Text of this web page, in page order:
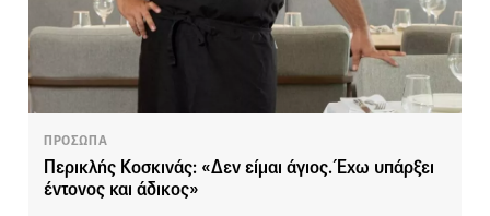
ΠΡΟΣΩΠΑ
Περικλής Κοσκινάς: «Δεν είμαι άγιος. Έχω υπάρξει
έντονος και άδικος»